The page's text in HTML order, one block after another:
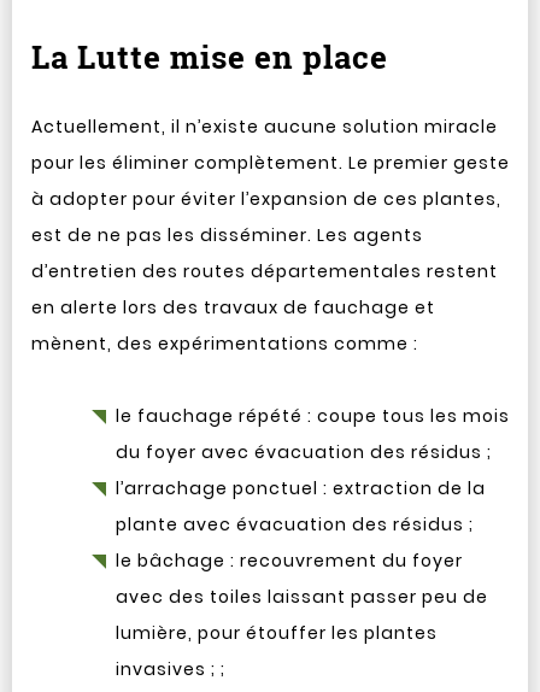
La Lutte mise en place
Actuellement, il n’existe aucune solution miracle
pour les éliminer complètement. Le premier geste
à adopter pour éviter l’expansion de ces plantes,
est de ne pas les disséminer. Les agents
d’entretien des routes départementales restent
en alerte lors des travaux de fauchage et
mènent, des expérimentations comme :
le fauchage répété : coupe tous les mois
du foyer avec évacuation des résidus ;
l’arrachage ponctuel : extraction de la
plante avec évacuation des résidus ;
le bâchage : recouvrement du foyer
avec des toiles laissant passer peu de
lumière, pour étouffer les plantes
invasives ; ;